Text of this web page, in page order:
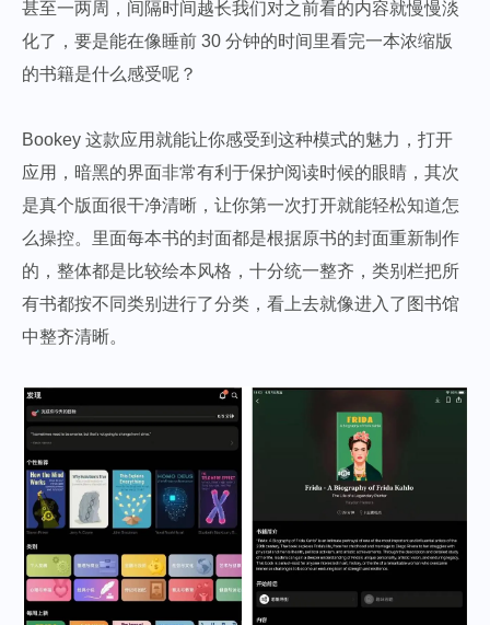
甚至一两周，间隔时间越长我们对之前看的内容就慢慢淡
化了，要是能在像睡前 30 分钟的时间里看完一本浓缩版
的书籍是什么感受呢？
Bookey 这款应用就能让你感受到这种模式的魅力，打开
应用，暗黑的界面非常有利于保护阅读时候的眼睛，其次
是真个版面很干净清晰，让你第一次打开就能轻松知道怎
么操控。里面每本书的封面都是根据原书的封面重新制作
的，整体都是比较绘本风格，十分统一整齐，类别栏把所
有书都按不同类别进行了分类，看上去就像进入了图书馆
中整齐清晰。